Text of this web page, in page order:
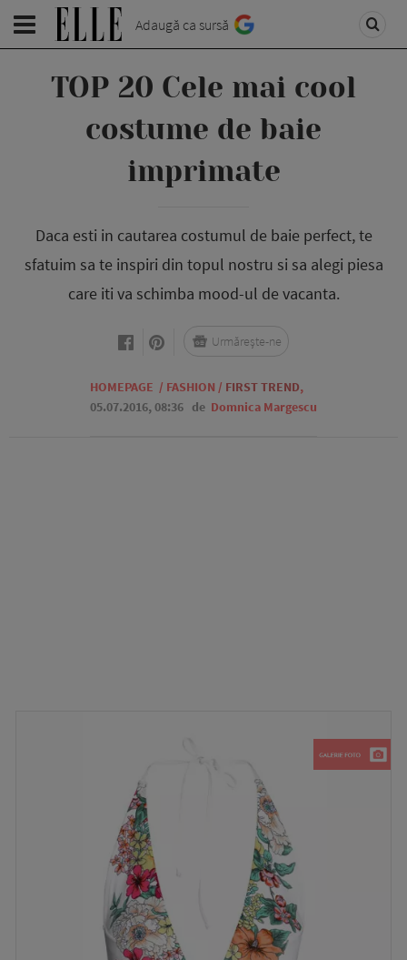
Adaugă ca sursă
TOP 20 Cele mai cool
costume de baie
imprimate
Daca esti in cautarea costumul de baie perfect, te
sfatuim sa te inspiri din topul nostru si sa alegi piesa
care iti va schimba mood-ul de vacanta.
HOMEPAGE / FASHION / FIRST TREND,
05.07.2016, 08:36 de Domnica Margescu
Urmărește-ne